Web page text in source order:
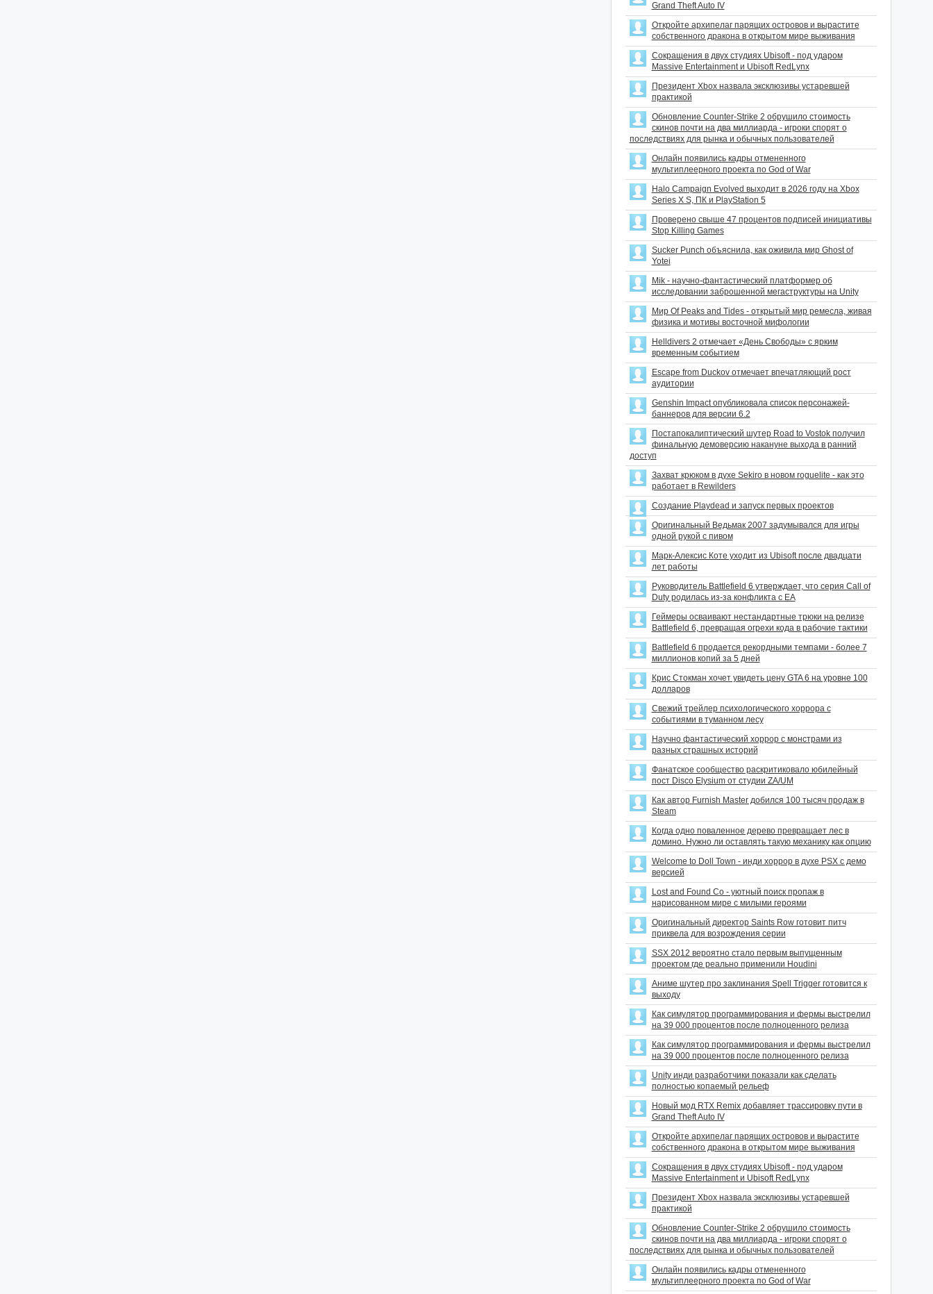
Grand Theft Auto IV
Откройте архипелаг парящих островов и вырастите
собственного дракона в открытом мире выживания
Сокращения в двух студиях Ubisoft - под ударом
Massive Entertainment и Ubisoft RedLynx
Президент Xbox назвала эксклюзивы устаревшей
практикой
Обновление Counter-Strike 2 обрушило стоимость
скинов почти на два миллиарда - игроки спорят о
последствиях для рынка и обычных пользователей
Онлайн появились кадры отмененного
мультиплеерного проекта по God of War
Halo Campaign Evolved выходит в 2026 году на Xbox
Series X S, ПК и PlayStation 5
Проверено свыше 47 процентов подписей инициативы
Stop Killing Games
Sucker Punch объяснила, как оживила мир Ghost of
Yotei
Mik - научно-фантастический платформер об
исследовании заброшенной мегаструктуры на Unity
Мир Of Peaks and Tides - открытый мир ремесла, живая
физика и мотивы восточной мифологии
Helldivers 2 отмечает «День Свободы» с ярким
временным событием
Escape from Duckov отмечает впечатляющий рост
аудитории
Genshin Impact опубликовала список персонажей-
баннеров для версии 6.2
Постапокалиптический шутер Road to Vostok получил
финальную демоверсию накануне выхода в ранний
доступ
Захват крюком в духе Sekiro в новом roguelite - как это
работает в Rewilders
Создание Playdead и запуск первых проектов
Оригинальный Ведьмак 2007 задумывался для игры
одной рукой с пивом
Марк-Алексис Коте уходит из Ubisoft после двадцати
лет работы
Руководитель Battlefield 6 утверждает, что серия Call of
Duty родилась из-за конфликта с EA
Геймеры осваивают нестандартные трюки на релизе
Battlefield 6, превращая огрехи кода в рабочие тактики
Battlefield 6 продается рекордными темпами - более 7
миллионов копий за 5 дней
Крис Стокман хочет увидеть цену GTA 6 на уровне 100
долларов
Свежий трейлер психологического хоррора с
событиями в туманном лесу
Научно фантастический хоррор с монстрами из
разных страшных историй
Фанатское сообщество раскритиковало юбилейный
пост Disco Elysium от студии ZA/UM
Как автор Furnish Master добился 100 тысяч продаж в
Steam
Когда одно поваленное дерево превращает лес в
домино. Нужно ли оставлять такую механику как опцию
Welcome to Doll Town - инди хоррор в духе PSX с демо
версией
Lost and Found Co - уютный поиск пропаж в
нарисованном мире с милыми героями
Оригинальный директор Saints Row готовит питч
приквела для возрождения серии
SSX 2012 вероятно стало первым выпущенным
проектом где реально применили Houdini
Аниме шутер про заклинания Spell Trigger готовится к
выходу
Как симулятор программирования и фермы выстрелил
на 39 000 процентов после полноценного релиза
Как симулятор программирования и фермы выстрелил
на 39 000 процентов после полноценного релиза
Unity инди разработчики показали как сделать
полностью копаемый рельеф
Новый мод RTX Remix добавляет трассировку пути в
Grand Theft Auto IV
Откройте архипелаг парящих островов и вырастите
собственного дракона в открытом мире выживания
Сокращения в двух студиях Ubisoft - под ударом
Massive Entertainment и Ubisoft RedLynx
Президент Xbox назвала эксклюзивы устаревшей
практикой
Обновление Counter-Strike 2 обрушило стоимость
скинов почти на два миллиарда - игроки спорят о
последствиях для рынка и обычных пользователей
Онлайн появились кадры отмененного
мультиплеерного проекта по God of War